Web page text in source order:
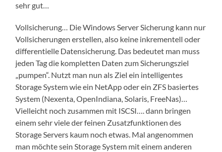
sehr gut…
Vollsicherung… Die Windows Server Sicherung kann nur
Vollsicherungen erstellen, also keine inkrementell oder
differentielle Datensicherung. Das bedeutet man muss
jeden Tag die kompletten Daten zum Sicherungsziel
„pumpen“. Nutzt man nun als Ziel ein intelligentes
Storage System wie ein NetApp oder ein ZFS basiertes
System (Nexenta, OpenIndiana, Solaris, FreeNas)…
Vielleicht noch zusammen mit ISCSI…. dann bringen
einem sehr viele der feinen Zusatzfunktionen des
Storage Servers kaum noch etwas. Mal angenommen
man möchte sein Storage System mit einem anderen